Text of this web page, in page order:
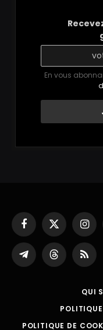
En vous
Facebook
X
(Twitter)
Partager
sur
ThreadsRSS
QUI
POLITIQUE DE